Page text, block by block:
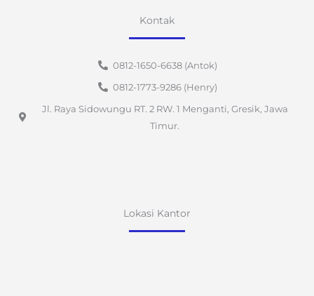
Kontak
0812-1650-6638 (Antok)
0812-1773-9286 (Henry)
Jl. Raya Sidowungu RT. 2 RW. 1 Menganti, Gresik, Jawa
Timur.
Lokasi Kantor